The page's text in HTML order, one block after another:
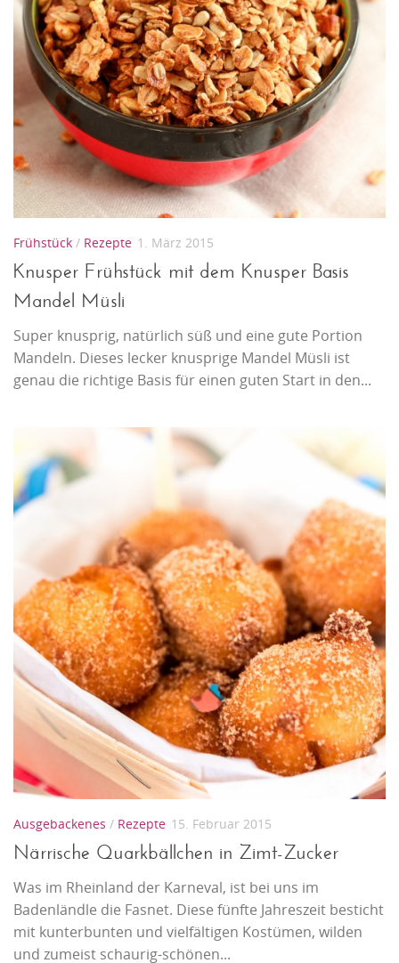
Frühstück / Rezepte 1. März 2015
Knusper Frühstück mit dem Knusper Basis
Mandel Müsli
Super knusprig, natürlich süß und eine gute Portion
Mandeln. Dieses lecker knusprige Mandel Müsli ist
genau die richtige Basis für einen guten Start in den...
Ausgebackenes / Rezepte 15. Februar 2015
Närrische Quarkbällchen in Zimt-Zucker
Was im Rheinland der Karneval, ist bei uns im
Badenländle die Fasnet. Diese fünfte Jahreszeit besticht
mit kunterbunten und vielfältigen Kostümen, wilden
und zumeist schaurig-schönen...